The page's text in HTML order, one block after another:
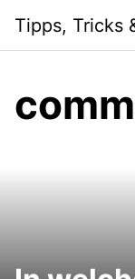
content
Tipps, Tricks